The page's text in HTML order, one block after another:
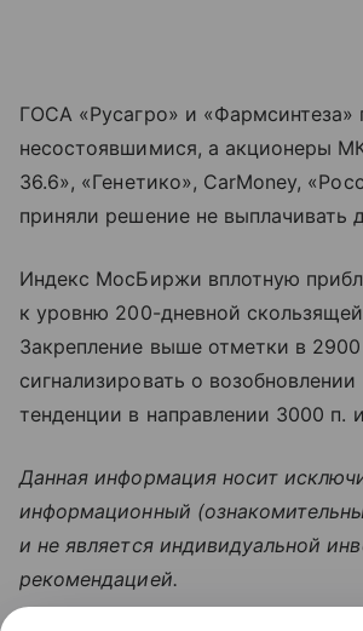
ГОСА «Русагро» и «Фармсинтеза»
несостоявшимися, а акционеры
36.6», «Генетико», CarMoney,
приняли решение не выплачивать
Индекс МосБиржи вплотную
к уровню 200-дневной
Закрепление выше отметки в
сигнализировать о
тенденции в направлении 3000 п.
Данная информация носит
информационный
и не является индивидуальной
рекомендацией.